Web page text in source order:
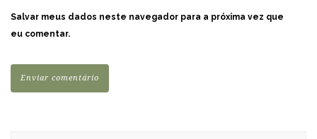
Salvar meus dados neste navegador para a próxima vez que
eu comentar.